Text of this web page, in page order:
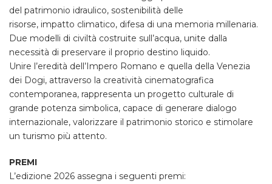
del patrimonio idraulico, sostenibilità delle
risorse, impatto climatico, difesa di una memoria millenaria.
Due modelli di civiltà costruite sull’acqua, unite dalla
necessità di preservare il proprio destino liquido.
Unire l’eredità dell’Impero Romano e quella della Venezia
dei Dogi, attraverso la creatività cinematografica
contemporanea, rappresenta un progetto culturale di
grande potenza simbolica, capace di generare dialogo
internazionale, valorizzare il patrimonio storico e stimolare
un turismo più attento.
PREMI
L’edizione 2026 assegna i seguenti premi: